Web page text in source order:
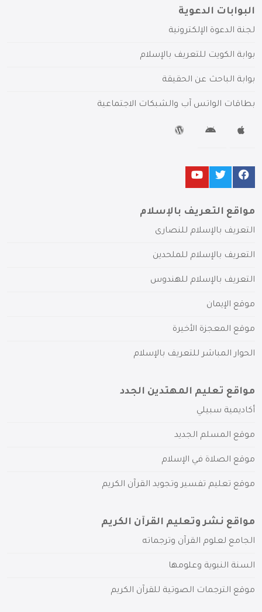
البوابات الدعوية
لجنة الدعوة الإلكترونية
بوابة الكويت للتعريف بالإسلام
بوابة الباحث عن الحقيقة
بطاقات الواتس آب والشبكات الاجتماعية
مواقع التعريف بالإسلام
التعريف بالإسلام للنصارى
التعريف بالإسلام للملحدين
التعريف بالإسلام للهندوس
موقع الإيمان
موقع المعجزة الأخيرة
الحوار المباشر للتعريف بالإسلام
مواقع تعليم المهتدين الجدد
أكاديمية سبيلي
موقع المسلم الجديد
موقع الصلاة في الإسلام
موقع تعليم تفسير وتجويد القرآن الكريم
مواقع نشر وتعليم القرآن الكريم
الجامع لعلوم القرآن وترجماته
السنة النبوية وعلومها
موقع الترجمات الصوتية للقرآن الكريم